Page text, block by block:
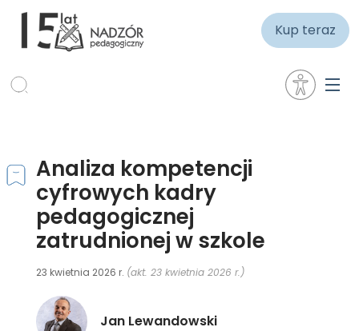
Kup teraz
Analiza kompetencji
cyfrowych kadry
pedagogicznej
zatrudnionej w szkole
23 kwietnia 2026 r. (akt. 23 kwietnia 2026 r.)
Jan Lewandowski